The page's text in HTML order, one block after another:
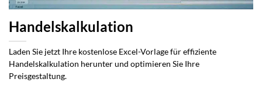
Handelskalkulation
Laden Sie jetzt Ihre kostenlose Excel-Vorlage für effiziente
Handelskalkulation herunter und optimieren Sie Ihre
Preisgestaltung.